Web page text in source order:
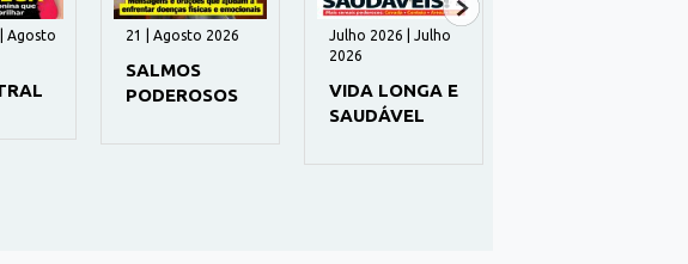
Agosto
21 | Agosto 2026
SALMOS
PODEROSOS
Julho 2026 | Julho
2026
VIDA LONGA E
SAUDÁVEL